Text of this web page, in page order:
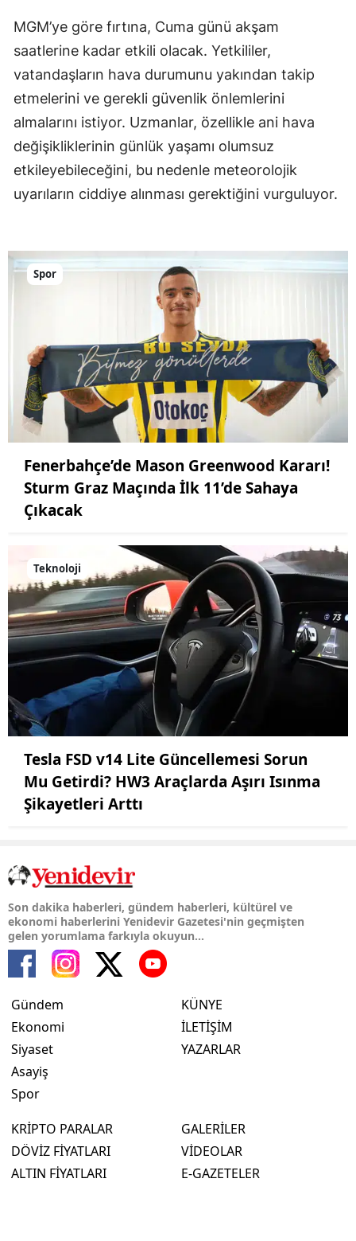
MGM’ye göre fırtına, Cuma günü akşam
saatlerine kadar etkili olacak. Yetkililer,
vatandaşların hava durumunu yakından takip
etmelerini ve gerekli güvenlik önlemlerini
almalarını istiyor. Uzmanlar, özellikle ani hava
değişikliklerinin günlük yaşamı olumsuz
etkileyebileceğini, bu nedenle meteorolojik
uyarıların ciddiye alınması gerektiğini vurguluyor.
Spor
Fenerbahçe’de Mason Greenwood Kararı!
Sturm Graz Maçında İlk 11’de Sahaya
Çıkacak
Teknoloji
Tesla FSD v14 Lite Güncellemesi Sorun
Mu Getirdi? HW3 Araçlarda Aşırı Isınma
Şikayetleri Arttı
Son dakika haberleri, gündem haberleri, kültürel ve
ekonomi haberlerini Yenidevir Gazetesi'nin geçmişten
gelen yorumlama farkıyla okuyun...
Gündem
Ekonomi
Siyaset
Asayiş
Spor
KÜNYE
İLETİŞİM
YAZARLAR
KRİPTO PARALAR
DÖVİZ FİYATLARI
ALTIN FİYATLARI
GALERİLER
VİDEOLAR
E-GAZETELER